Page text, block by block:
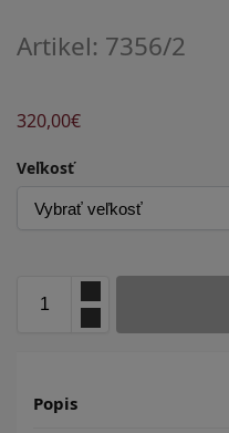
Artikel: 7356/2
320,00€
Veľkosť
Popis